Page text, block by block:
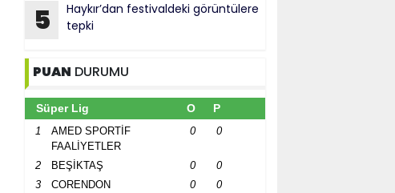
5
Haykır’dan festivaldeki görüntülere
tepki
PUAN DURUMU
Süper Lig O P
1
AMED SPORTİF
FAALİYETLER
0 0
2 BEŞİKTAŞ 0
0
3
CORENDON
0 0